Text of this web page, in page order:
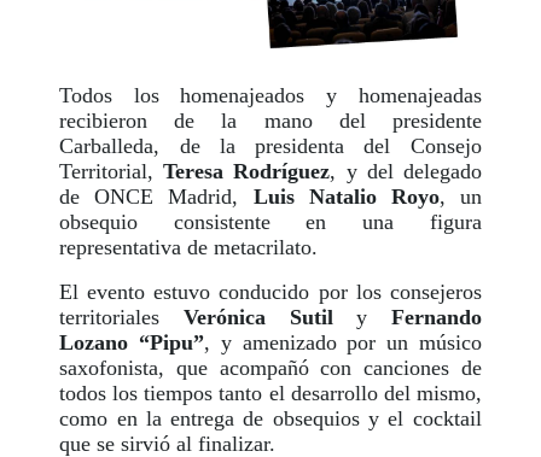
Todos los homenajeados y homenajeadas
recibieron de la mano del presidente
Carballeda, de la presidenta del Consejo
Territorial,Teresa Rodríguez, y del delegado
de ONCE Madrid, Luis Natalio Royo, un
obsequio consistente en una figura
representativa de metacrilato.
El evento estuvo conducido por los consejeros
territoriales Verónica Sutil y Fernando
Lozano “Pipu”, y amenizado por un músico
saxofonista, que acompañó con canciones de
todos los tiempos tanto el desarrollo del mismo,
como en la entrega de obsequios y el cocktail
que se sirvió al finalizar.